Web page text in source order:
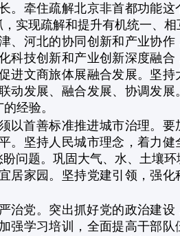
。牵住疏解北京非首都功能这
实现疏解和提升有机统一、
、河北的协同创新和产业协作
科技创新和产业创新深度融合
进文商旅体展融合发展。坚持
动发展、融合发展、协调发展
经验。
以首善标准推进城市治理。要
。坚持人民城市理念，着力健
问题。巩固大气、水、土壤环
居家园。坚持党建引领，强化
治党。突出抓好党的政治建设
强学习培训，全面提高干部队